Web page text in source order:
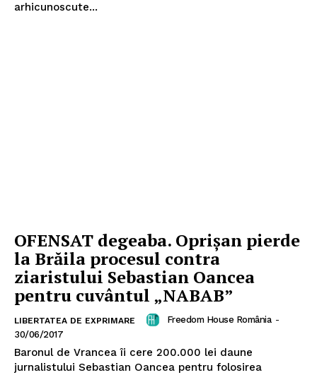
FREEDOM HOUSE ROMÂNIA
arhicunoscute...
OFENSAT degeaba. Oprișan pierde
la Brăila procesul contra
ziaristului Sebastian Oancea
pentru cuvântul „NABAB”
LIBERTATEA DE EXPRIMARE Freedom House România -
30/06/2017
Baronul de Vrancea îi cere 200.000 lei daune
jurnalistului Sebastian Oancea pentru folosirea